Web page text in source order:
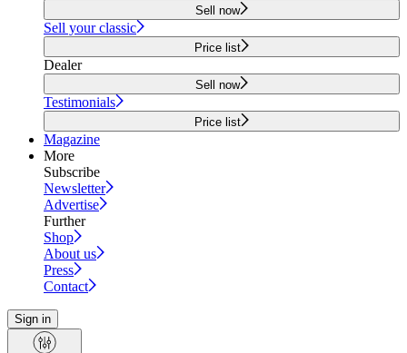
Sell now
Sell your classic
Price list
Dealer
Sell now
Testimonials
Price list
Magazine
More
Subscribe
Newsletter
Advertise
Further
Shop
About us
Press
Contact
Sign in